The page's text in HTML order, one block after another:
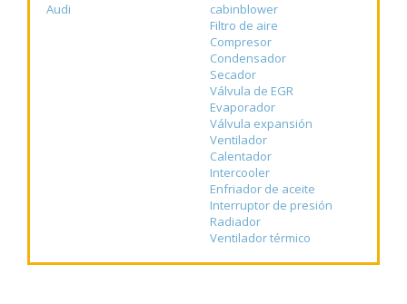
Audi
cabinblower
Filtro de aire
Compresor
Condensador
Secador
Válvula de EGR
Evaporador
Válvula expansión
Ventilador
Calentador
Intercooler
Enfriador de aceite
Interruptor de presión
Radiador
Ventilador térmico